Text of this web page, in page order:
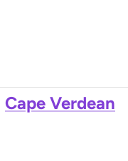
Cape Verdean